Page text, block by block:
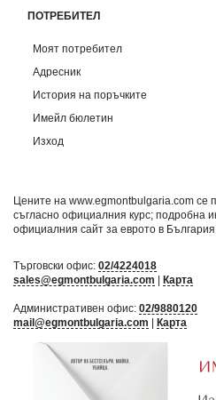
ПОТРЕБИТЕЛ
Моят потребител
Адресник
История на поръчките
Имейл бюлетин
Изход
Цените на www.egmontbulgaria.com се
съгласно официалния курс; подробна
официалния сайт за еврото в България
Търговски офис: 02/4224018
sales@egmontbulgaria.com | Карта
Административен офис: 02/9880120
mail@egmontbulgaria.com | Карта